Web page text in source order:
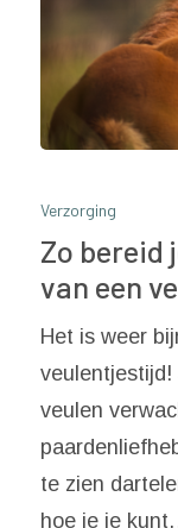
Verzorging
Zo bereid
van een
Het is weer
veulentjestijd!
veulen
te zien
hoe je je